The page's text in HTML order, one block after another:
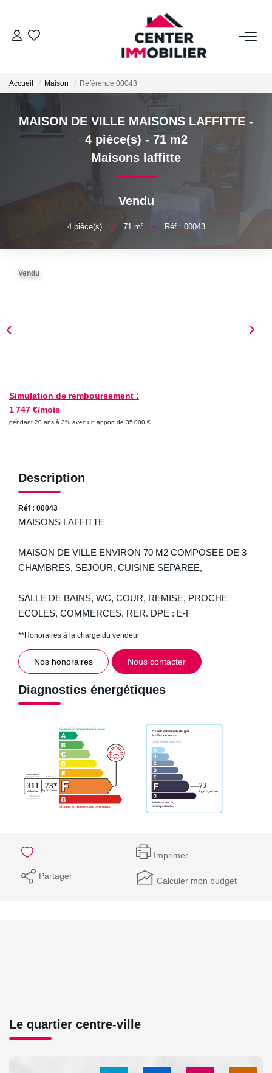
ACHETER
Calculettes Financières
LOUER
Déposer Un Dossier
FAIRE GÉRER
Accueil Maison Référence 00043
MAISON DE VILLE MAISONS LAFFITTE -
4 pièce(s) - 71 m2
Maisons laffitte
Vendu
4pièce(s) • 71 m² • Réf : 00043
Vendu
Simulation de remboursement :
1 747 €/mois
pendant 20 ans à 3% avec un apport de 35 000 €
Description
Réf : 00043
MAISONS LAFFITTE
MAISON DE VILLE ENVIRON 70 M2 COMPOSEE DE 3
CHAMBRES, SEJOUR, CUISINE SEPAREE,
SALLE DE BAINS, WC, COUR, REMISE, PROCHE
ECOLES, COMMERCES, RER. DPE : E-F
**Honoraires à la charge du vendeur
Nos honoraires Nous contacter
Diagnostics énergétiques
Imprimer
Partager Calculer mon budget
Le quartier centre-ville